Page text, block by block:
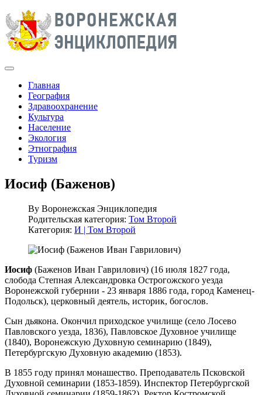
Главная
География
Здравоохранение
Культура
Население
Экология
Этнография
Туризм
Иосиф (Баженов)
By Воронежская Энциклопедия
Родительская категория: Том Второй
Категория: И | Том Второй
Иосиф (Баженов Иван Гаврилович) (16 июля 1827 года,
слобода Степная Александровка Острогожского уезда
Воронежской губернии - 23 января 1886 года, город Каменец-
Подольск), церковный деятель, историк, богослов.
Сын дьякона. Окончил приходское училище (село Лосево
Павловского уезда, 1836), Павловское Духовное училище
(1840), Воронежскую Духовную семинарию (1849),
Петербургскую Духовную академию (1853).
В 1855 году принял монашество. Преподаватель Псковской
Духовной семинарии (1853-1859). Инспектор Петербургской